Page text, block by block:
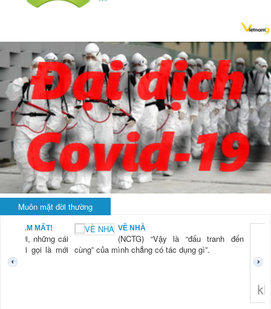
Muôn mặt đời thường
NAM MẤT!
“Xời, những cái
mới gọi là mới
VỀ NHÀ
(NCTG) “Vậy là “đấu tranh đến
cùng” của mình chẳng có tác dụng gì”.